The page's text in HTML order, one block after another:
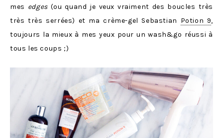
mes edges(ou quand je veux vraiment des boucles très
très très serrées) et ma crème-gel Sebastian Potion 9,
toujours la mieux à mes yeux pour un wash&go réussi à
tous les coups ;)